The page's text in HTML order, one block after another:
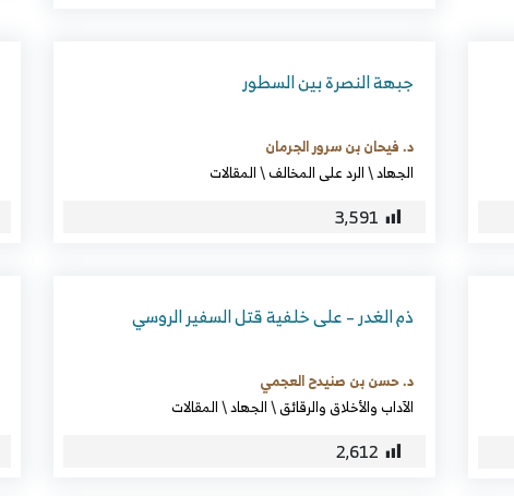
جبهة النصرة بين السطور
د. فيحان بن سرور الجرمان
الجهاد\الرد على المخالف\المقالات
3٬591
ذم الغدر – على خلفية قتل السفير الروسي
د. حسن بن صنيدح العجمي
الآداب والأخلاق والرقائق\الجهاد\المقالات
2٬612